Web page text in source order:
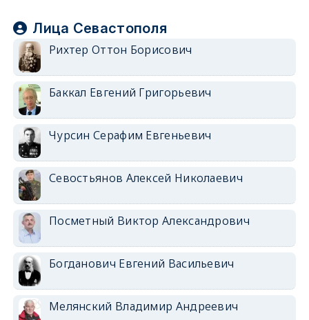
Лица Севастополя
Рихтер Оттон Борисович
Баккал Евгений Григорьевич
Чурсин Серафим Евгеньевич
Севостьянов Алексей Николаевич
Посметный Виктор Александрович
Богданович Евгений Васильевич
Мелянский Владимир Андреевич